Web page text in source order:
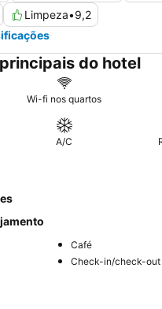
Limpeza•9,2
do hotel
Wi-fi nos quartos
A/C
Café
Check-in/check-out